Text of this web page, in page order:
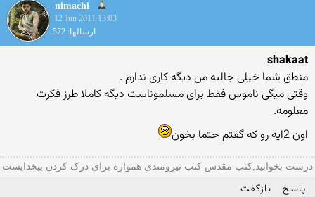
nimachi
12 Jun 2011 13:03
ارسالها: 572
shakaat
منطق شما خیلی جالبه من دیگه كاری ندارم .
وقتی میگی ناموس فقط برای مسلموناست دیگه كاملا طرز فكرت
معلومه.
اون 2ایه رو كه گفتم حتما بخون
درست بخوانید,کتب مقدس کتب نیرومندی همواره برای درک کردن بیخدایست
پاسخ بازگفت